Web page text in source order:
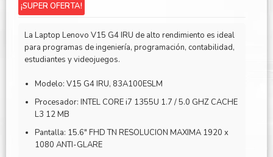
era:
S/2,968.00.
es:
S/2,900.00.
¡SUPER OFERTA!
La Laptop Lenovo V15 G4 IRU de alto rendimiento es ideal
para programas de ingeniería, programación, contabilidad,
estudiantes y videojuegos.
Modelo: V15 G4 IRU, 83A100ESLM
Procesador: INTEL CORE i7 1355U 1.7 / 5.0 GHZ CACHE
L3 12 MB
Pantalla: 15.6″ FHD TN RESOLUCION MAXIMA 1920 x
1080 ANTI-GLARE